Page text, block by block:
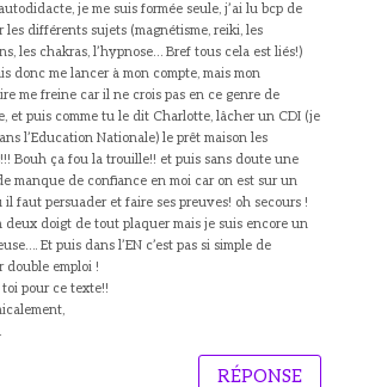
je me suis formée seule, j’ai lu bcp de
les différents sujets (magnétisme, reiki, les
les chakras, l’hypnose… Bref tous cela est liés!)
donc me lancer à mon compte, mais mon
me freine car il ne crois pas en ce genre de
et puis comme tu le dit Charlotte, lâcher un CDI (je
l’Education Nationale) le prêt maison les
Bouh ça fou la trouille!! et puis sans doute une
manque de confiance en moi car on est sur un
il faut persuader et faire ses preuves! oh secours !
deux doigt de tout plaquer mais je suis encore un
Et puis dans l’EN c’est pas si simple de
double emploi !
pour ce texte!!
RÉPONSE